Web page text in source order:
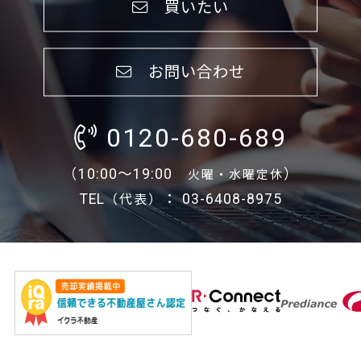
買いたい
お問い合わせ
0120-680-689
（10:00～19:00 火曜・水曜定休）
TEL（代表） ： 03-6408-8975